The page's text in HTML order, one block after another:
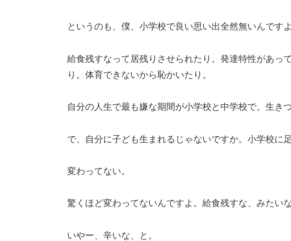
というのも、僕、小学校で良い思い出全然無いんですよ
給食残すなって居残りさせられたり。発達特性があっ
り。体育できないから恥かいたり。
自分の人生で最も嫌な期間が小学校と中学校で。生きづ
で、自分に子ども生まれるじゃないですか。小学校に
変わってない。
驚くほど変わってないんですよ。給食残すな、みたい
いやー、辛いな、と。